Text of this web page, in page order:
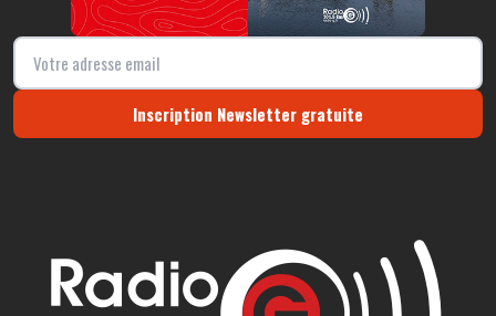
Inscription Newsletter gratuite